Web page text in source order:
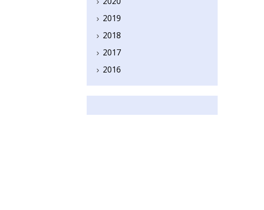
2019
2018
2017
2016